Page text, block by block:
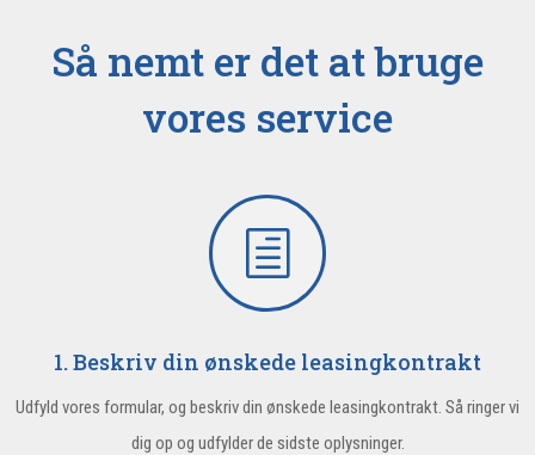
Så nemt er det at bruge
vores service
h
1. Beskriv din ønskede leasingkontrakt
Udfyld vores formular, og beskriv din ønskede leasingkontrakt. Så ringer vi
dig op og udfylder de sidste oplysninger.